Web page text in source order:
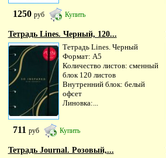
1250 руб Купить
Тетрадь Lines. Черный, 120...
Тетрадь Lines. Черный
Формат: А5
Количество листов: сменный
блок 120 листов
Внутренний блок: белый
офсет
Линовка:...
711 руб Купить
Тетрадь Journal. Розовый,...